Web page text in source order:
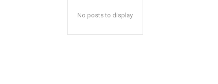
No posts to display